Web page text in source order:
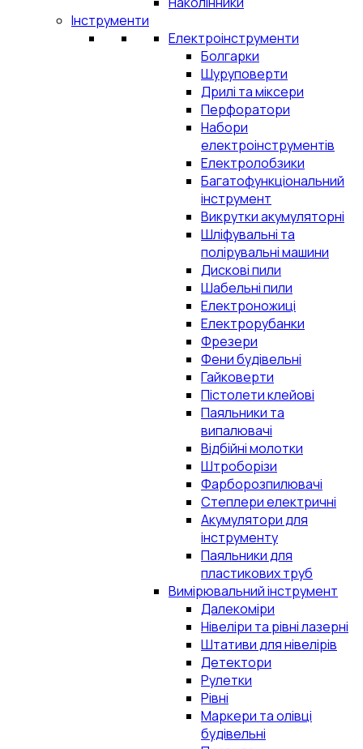
Інструменти
Електроінструменти
Болгарки
Шуруповерти
Дрилі та міксери
Перфоратори
Набори
електроінструментів
Електролобзики
Багатофункціональний
інструмент
Викрутки акумуляторні
Шліфувальні та
полірувальні машини
Дискові пили
Шабельні пили
Електроножиці
Електрорубанки
Фрезери
Фени будівельні
Гайковерти
Пістолети клейові
Паяльники та
випалювачі
Відбійні молотки
Штроборізи
Фарборозпилювачі
Степлери електричні
Акумулятори для
інструменту
Паяльники для
пластикових труб
Вимірювальний інструмент
Далекоміри
Нівеліри та рівні лазерні
Штативи для нівелірів
Детектори
Рулетки
Рівні
Маркери та олівці
будівельні